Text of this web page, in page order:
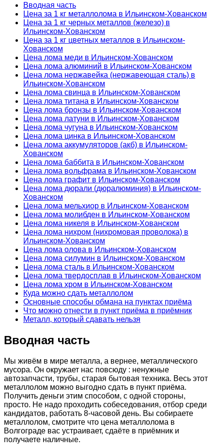
Вводная часть
Цена за 1 кг металлолома в Ильинском-Хованском
Цена за 1 кг черных металлов (железо) в
Ильинском-Хованском
Цена за 1 кг цветных металлов в Ильинском-
Хованском
Цена лома меди в Ильинском-Хованском
Цена лома алюминий в Ильинском-Хованском
Цена лома нержавейка (нержавеющая сталь) в
Ильинском-Хованском
Цена лома свинца в Ильинском-Хованском
Цена лома титана в Ильинском-Хованском
Цена лома бронзы в Ильинском-Хованском
Цена лома латуни в Ильинском-Хованском
Цена лома чугуна в Ильинском-Хованском
Цена лома цинка в Ильинском-Хованском
Цена лома аккумуляторов (акб) в Ильинском-
Хованском
Цена лома баббита в Ильинском-Хованском
Цена лома вольфрама в Ильинском-Хованском
Цена лома графит в Ильинском-Хованском
Цена лома дюрали (дюралюминия) в Ильинском-
Хованском
Цена лома мельхиор в Ильинском-Хованском
Цена лома молибден в Ильинском-Хованском
Цена лома никеля в Ильинском-Хованском
Цена лома нихром (нихромовая проволока) в
Ильинском-Хованском
Цена лома олова в Ильинском-Хованском
Цена лома силумин в Ильинском-Хованском
Цена лома сталь в Ильинском-Хованском
Цена лома твердосплав в Ильинском-Хованском
Цена лома хром в Ильинском-Хованском
Куда можно сдать металлолом
Основные способы обмана на пунктах приёма
Что можно отнести в пункт приёма в приёмник
Металл, который сдавать нельзя
Вводная часть
Мы живём в мире металла, а вернее, металлического
мусора. Он окружает нас повсюду : ненужные
автозапчасти, трубы, старая бытовая техника. Весь этот
металлолом можно выгодно сдать в пункт приёма.
Получить деньги этим способом, с одной стороны,
просто. Не надо проходить собеседования, отбор среди
кандидатов, работать 8-часовой день. Вы собираете
металлолом, смотрите что цена металлолома в
Волгограде вас устраивает, сдаёте в приёмник и
получаете наличные.